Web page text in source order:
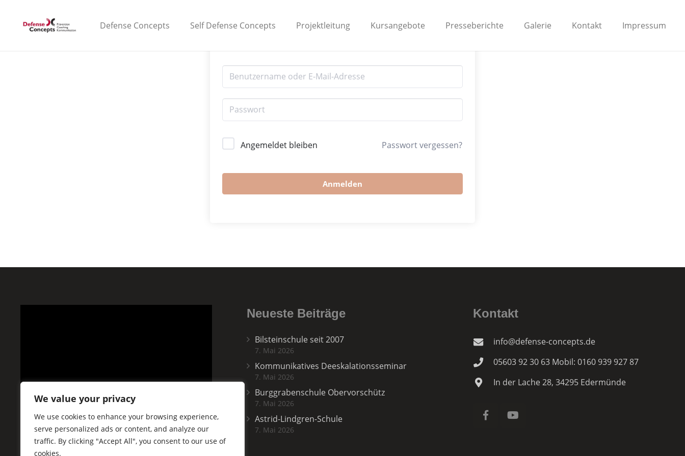
We value your privacy
We use cookies to enhance your browsing experience,
serve personalized ads or content, and analyze our
traffic. By clicking "Accept All", you consent to our use of
cookies.
Defense Concepts Self Defense Concepts Projektleitung Kursangebote Presseberichte Galerie Kontakt Impressum
Angemeldet bleiben Passwort vergessen?
Anmelden
Neueste Beiträge
Bilsteinschule seit 2007
7. Mai 2026
Kommunikatives Deeskalationsseminar
7. Mai 2026
Burggrabenschule Obervorschütz
7. Mai 2026
Astrid-Lindgren-Schule
7. Mai 2026
Kontakt
info@defense-concepts.de
05603 92 30 63 Mobil: 0160 939 927 87
In der Lache 28, 34295 Edermünde